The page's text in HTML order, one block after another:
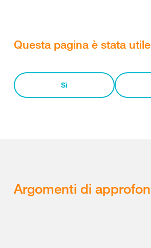
Questa pagina è stata
Sì
Argomenti di